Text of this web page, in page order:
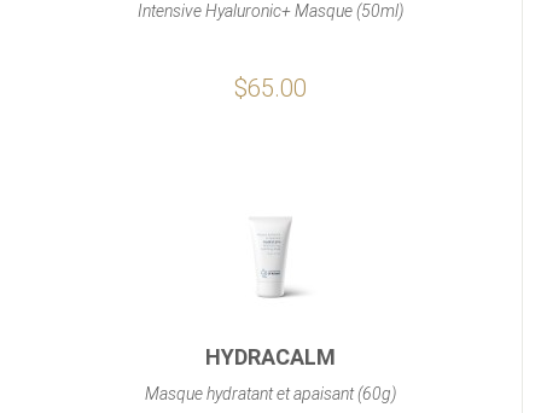
Intensive Hyaluronic+ Masque (50ml)
$65.00
HYDRACALM
Masque hydratant et apaisant (60g)